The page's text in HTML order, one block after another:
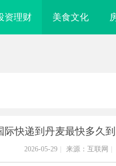
资理财 美食文化
际快递到丹麦最快多久
2026-05-29 来源：互联网